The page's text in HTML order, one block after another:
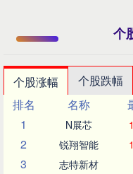
个
个股涨幅 个股跌幅
排名
名称
1
N展芯
2 锐翔智能
3 志特新材